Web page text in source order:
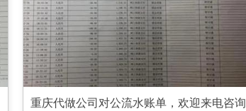
重庆代做公司对公流水账单，欢迎来电咨询